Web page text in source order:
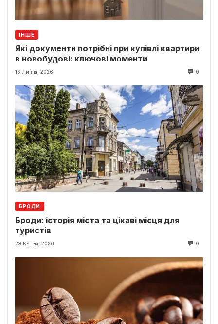
ІНШЕ
Які документи потрібні при купівлі квартири
в новобудові: ключові моменти
16 Липня, 2026 0
БРОДИ
Броди: історія міста та цікаві місця для
туристів
29 Квітня, 2026 0